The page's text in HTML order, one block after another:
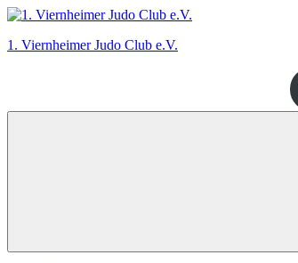
Zum
springen
1. Viernheimer Judo Club e.V.